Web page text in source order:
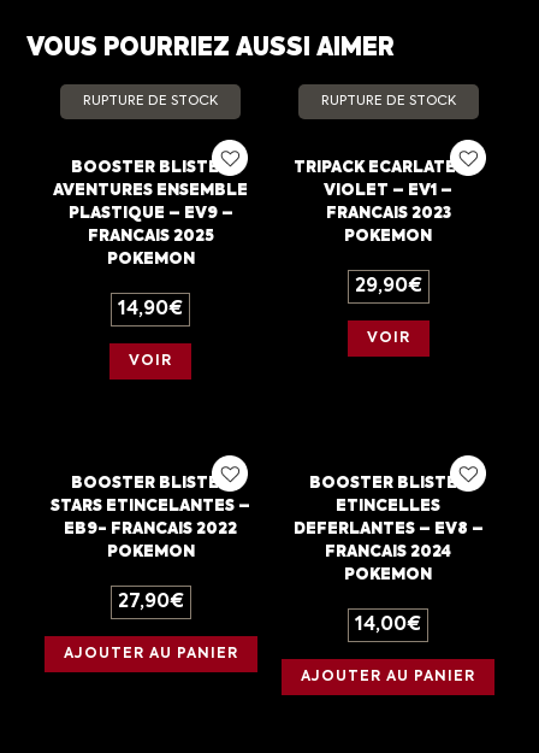
VOUS POURRIEZ AUSSI AIMER
RUPTURE DE STOCK
BOOSTER BLISTER
AVENTURES ENSEMBLE
PLASTIQUE – EV9 –
FRANCAIS 2025
POKEMON
14,90€
VOIR
RUPTURE DE STOCK
TRIPACK ECARLATE ET
VIOLET – EV1 –
FRANCAIS 2023
POKEMON
29,90€
VOIR
BOOSTER BLISTER
STARS ETINCELANTES –
EB9- FRANCAIS 2022
POKEMON
27,90€
AJOUTER AU PANIER
BOOSTER BLISTER
ETINCELLES
DEFERLANTES – EV8 –
FRANCAIS 2024
POKEMON
14,00€
AJOUTER AU PANIER